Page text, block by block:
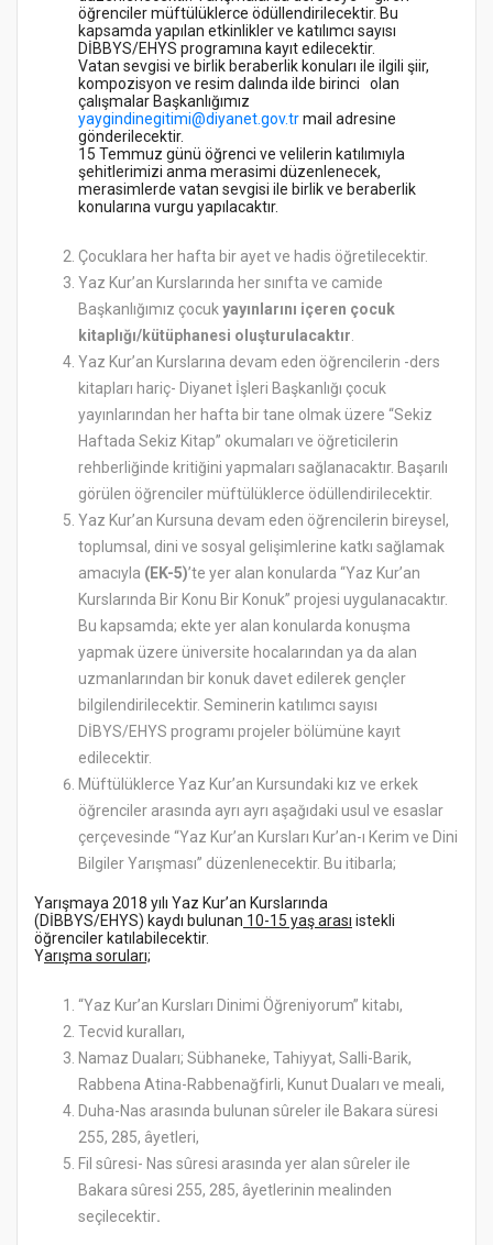
öğrenciler müftülüklerce ödüllendirilecektir. Bu
kapsamda yapılan etkinlikler ve katılımcı sayısı
DİBBYS/EHYS programına kayıt edilecektir.
Vatan sevgisi ve birlik beraberlik konuları ile ilgili şiir,
kompozisyon ve resim dalında ilde birinci olan
çalışmalar Başkanlığımız
yaygindinegitimi@diyanet.gov.trmail adresine
gönderilecektir.
15 Temmuz günü öğrenci ve velilerin katılımıyla
şehitlerimizi anma merasimi düzenlenecek,
merasimlerde vatan sevgisi ile birlik ve beraberlik
konularına vurgu yapılacaktır.
Çocuklara her hafta bir ayet ve hadis öğretilecektir.
Yaz Kur’an Kurslarında her sınıfta ve camide
Başkanlığımız çocuk yayınlarını içeren çocuk
kitaplığı/kütüphanesi oluşturulacaktır
Yaz Kur’an Kurslarına devam eden öğrencilerin -ders
kitapları hariç- Diyanet İşleri Başkanlığı çocuk
yayınlarından her hafta bir tane olmak üzere “Sekiz
Haftada Sekiz Kitap” okumaları ve öğreticilerin
rehberliğinde kritiğini yapmaları sağlanacaktır. Başarılı
görülen öğrenciler müftülüklerce ödüllendirilecektir.
Yaz Kur’an Kursuna devam eden öğrencilerin bireysel,
toplumsal, dini ve sosyal gelişimlerine katkı sağlamak
amacıyla (EK-5)’te yer alan konularda “Yaz Kur’an
Kurslarında Bir Konu Bir Konuk” projesi uygulanacaktır.
Bu kapsamda; ekte yer alan konularda konuşma
yapmak üzere üniversite hocalarından ya da alan
uzmanlarından bir konuk davet edilerek gençler
bilgilendirilecektir. Seminerin katılımcı sayısı
DİBYS/EHYS programı projeler bölümüne kayıt
edilecektir.
Müftülüklerce Yaz Kur’an Kursundaki kız ve erkek
öğrenciler arasında ayrı ayrı aşağıdaki usul ve esaslar
çerçevesinde “Yaz Kur’an Kursları Kur’an-ı Kerim ve Dini
Bilgiler Yarışması” düzenlenecektir. Bu itibarla;
Yarışmaya 2018 yılı Yaz Kur’an Kurslarında
(DİBBYS/EHYS) kaydı bulunan 10-15 yaş arası istekli
öğrenciler katılabilecektir.
Yarışma soruları;
“Yaz Kur’an Kursları Dinimi Öğreniyorum” kitabı,
Tecvid kuralları,
Namaz Duaları; Sübhaneke, Tahiyyat, Salli-Barik,
Rabbena Atina-Rabbenağfirli, Kunut Duaları ve meali,
Duha-Nas arasında bulunan sûreler ile Bakara süresi
255, 285, âyetleri,
Fil sûresi- Nas sûresi arasında yer alan sûreler ile
Bakara sûresi 255, 285, âyetlerinin mealinden
seçilecektir.